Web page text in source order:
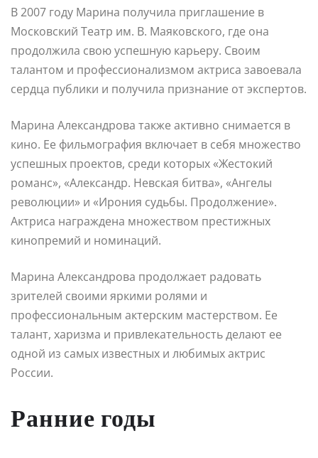
В 2007 году Марина получила приглашение в
Московский Театр им. В. Маяковского, где она
продолжила свою успешную карьеру. Своим
талантом и профессионализмом актриса завоевала
сердца публики и получила признание от экспертов.
Марина Александрова также активно снимается в
кино. Ее фильмография включает в себя множество
успешных проектов, среди которых «Жестокий
романс», «Александр. Невская битва», «Ангелы
революции» и «Ирония судьбы. Продолжение».
Актриса награждена множеством престижных
кинопремий и номинаций.
Марина Александрова продолжает радовать
зрителей своими яркими ролями и
профессиональным актерским мастерством. Ее
талант, харизма и привлекательность делают ее
одной из самых известных и любимых актрис
России.
Ранние годы